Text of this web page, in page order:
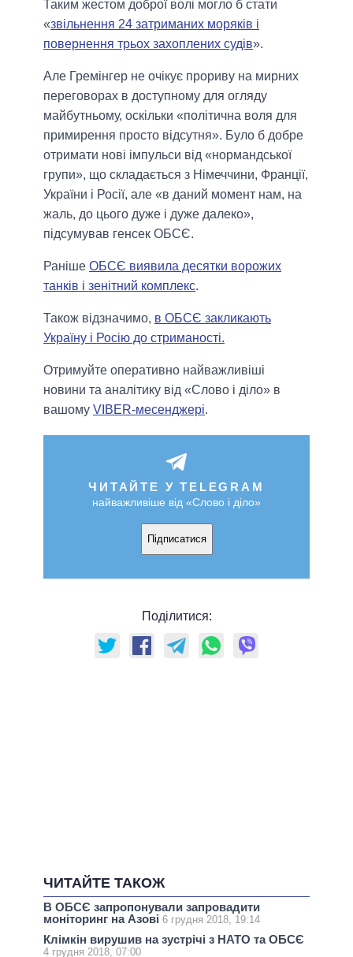
Таким жестом доброї волі могло б стати
«звільнення 24 затриманих моряків і
повернення трьох захоплених судів».
Але Гремінгер не очікує прориву на мирних
переговорах в доступному для огляду
майбутньому, оскільки «політична воля для
примирення просто відсутня». Було б добре
отримати нові імпульси від «нормандської
групи», що складається з Німеччини, Франції,
України і Росії, але «в даний момент нам, на
жаль, до цього дуже і дуже далеко»,
підсумував генсек ОБСЄ.
Раніше ОБСЄ виявила десятки ворожих
танків і зенітний комплекс.
Також відзначимо, в ОБСЄ закликають
Україну і Росію до стриманості.
Отримуйте оперативно найважливіші
новини та аналітику від «Слово і діло» в
вашому VIBER-месенджері.
ЧИТАЙТЕ У TELEGRAM
найважливіше від «Слово і діло»
Підписатися
Поділитися:
ЧИТАЙТЕ ТАКОЖ
В ОБСЄ запропонували запровадити
моніторинг на Азові 6 грудня 2018, 19:14
Клімкін вирушив на зустрічі з НАТО та ОБСЄ
4 грудня 2018, 07:00